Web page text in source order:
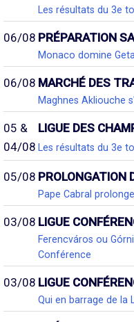
Les résultats du 3e
06/08 PRÉPARATION
Monaco domine
06/08 MARCHÉ DES
Maghnes Akliouche
05 &
04/08
LIGUE DES
Les résultats du 3e
05/08 PROLONGATION
Pape Cabral
03/08 LIGUE
Ferencváros ou
Conférence
03/08 LIGUE
Qui en barrage de la